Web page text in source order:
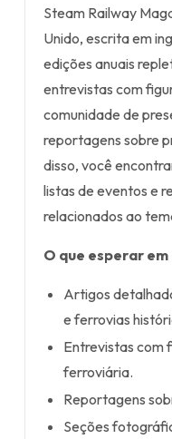
Steam Railway
Unido, escrita em
edições anuais
entrevistas com
comunidade de
reportagens sobre
disso, você
listas de eventos e
relacionados ao
O que esperar
Artigos
e ferrovias
Entrevistas com
ferroviária.
Reportagens
Seções